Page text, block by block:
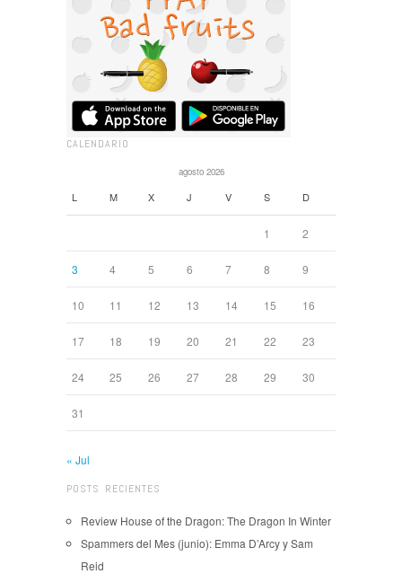
CALENDARIO
agosto 2026
L M X J V S D
1 2
3 4 5 6 7 8 9
10 11 12 13 14 15 16
17 18 19 20 21 22 23
24 25 26 27 28 29 30
31
« Jul
POSTS RECIENTES
Review House of the Dragon: The Dragon In Winter
Spammers del Mes (junio): Emma D’Arcy y Sam
Reid